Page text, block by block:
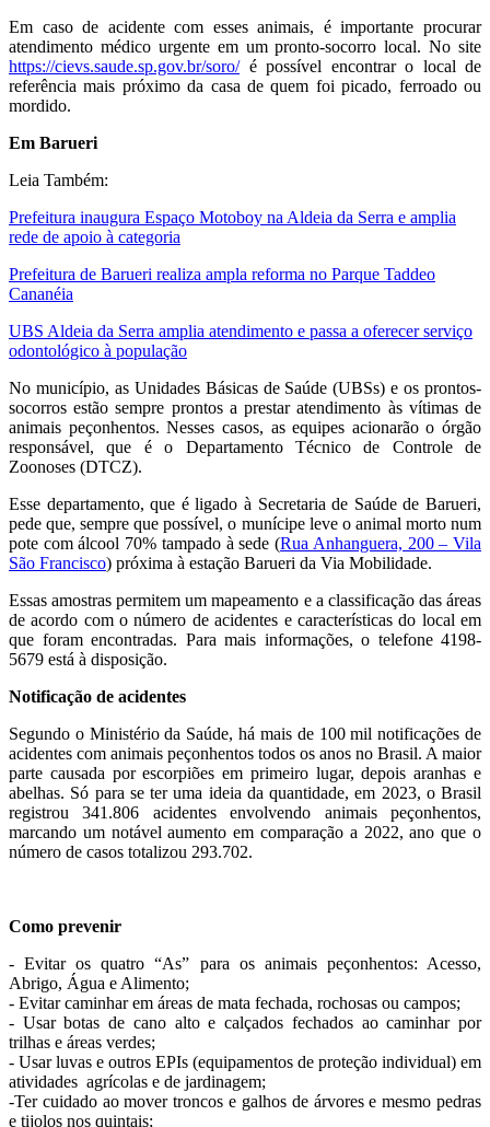
Em caso de acidente com esses animais, é importante procurar
atendimento médico urgente em um pronto-socorro local. No site
https://cievs.saude.sp.gov.br/soro/é possível encontrar o local de
referência mais próximo da casa de quem foi picado, ferroado ou
mordido.
Em Barueri
Leia Também:
Prefeitura inaugura Espaço Motoboy na Aldeia da Serra e amplia
rede de apoio à categoria
Prefeitura de Barueri realiza ampla reforma no Parque Taddeo
Cananéia
UBS Aldeia da Serra amplia atendimento e passa a oferecer serviço
odontológico à população
No município, as Unidades Básicas de Saúde (UBSs) e os prontos-
socorros estão sempre prontos a prestar atendimento às vítimas de
animais peçonhentos. Nesses casos, as equipes acionarão o órgão
responsável, que é o Departamento Técnico de Controle de
Zoonoses (DTCZ).
Esse departamento, que é ligado à Secretaria de Saúde de Barueri,
pede que, sempre que possível, o munícipe leve o animal morto num
pote com álcool 70% tampado à sede (Rua Anhanguera, 200 – Vila
São Francisco) próxima à estação Barueri da Via Mobilidade.
Essas amostras permitem um mapeamento e a classificação das áreas
de acordo com o número de acidentes e características do local em
que foram encontradas. Para mais informações, o telefone 4198-
5679 está à disposição.
Notificação de acidentes
Segundo o Ministério da Saúde, há mais de 100 mil notificações de
acidentes com animais peçonhentos todos os anos no Brasil. A maior
parte causada por escorpiões em primeiro lugar, depois aranhas e
abelhas. Só para se ter uma ideia da quantidade, em 2023, o Brasil
registrou 341.806 acidentes envolvendo animais peçonhentos,
marcando um notável aumento em comparação a 2022, ano que o
número de casos totalizou 293.702.
Como prevenir
- Evitar os quatro “As” para os animais peçonhentos: Acesso,
Abrigo, Água e Alimento;
- Evitar caminhar em áreas de mata fechada, rochosas ou campos;
- Usar botas de cano alto e calçados fechados ao caminhar por
trilhas e áreas verdes;
- Usar luvas e outros EPIs (equipamentos de proteção individual) em
atividades agrícolas e de jardinagem;
-Ter cuidado ao mover troncos e galhos de árvores e mesmo pedras
e tijolos nos quintais;